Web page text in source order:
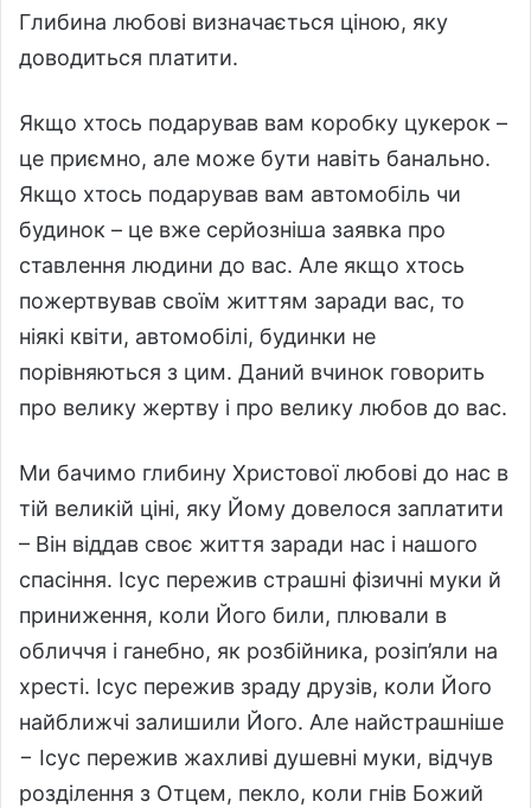
Глибина любові визначається ціною, яку
доводиться платити.
Якщо хтось подарував вам коробку цукерок –
це приємно, але може бути навіть банально.
Якщо хтось подарував вам автомобіль чи
будинок – це вже серйозніша заявка про
ставлення людини до вас. Але якщо хтось
пожертвував своїм життям заради вас, то
ніякі квіти, автомобілі, будинки не
порівняються з цим. Даний вчинок говорить
про велику жертву і про велику любов до вас.
Ми бачимо глибину Христової любові до нас в
тій великій ціні, яку Йому довелося заплатити
– Він віддав своє життя заради нас і нашого
спасіння. Ісус пережив страшні фізичні муки й
приниження, коли Його били, плювали в
обличчя і ганебно, як розбійника, розіп’яли на
хресті. Ісус пережив зраду друзів, коли Його
найближчі залишили Його. Але найстрашніше
− Ісус пережив жахливі душевні муки, відчув
розділення з Отцем, пекло, коли гнів Божий